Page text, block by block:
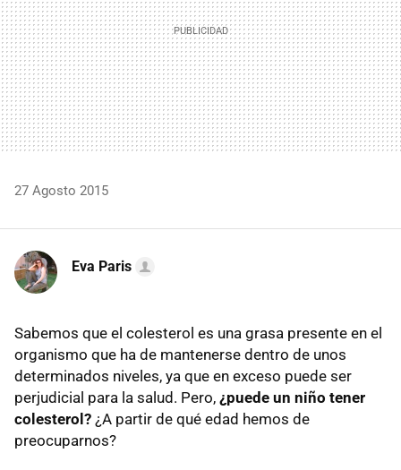
27 Agosto 2015
Eva Paris
Sabemos que el colesterol es una grasa presente en el
organismo que ha de mantenerse dentro de unos
determinados niveles, ya que en exceso puede ser
perjudicial para la salud. Pero, ¿puede un niño tener
colesterol? ¿A partir de qué edad hemos de
preocuparnos?